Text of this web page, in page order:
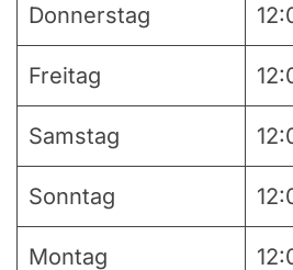
Donnerstag
Freitag
Samstag
Sonntag
Montag